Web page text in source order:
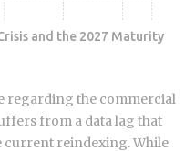
clock through the week
news from Asia and
can act, giving
A move of 1% or more
directional signal. It gets
and the 2027 Maturity
regarding the commercial
from a data lag that
current reindexing. While